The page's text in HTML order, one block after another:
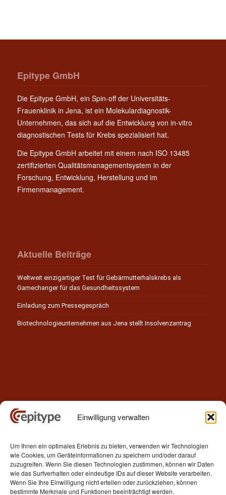
Einwilligung verwalten
Um Ihnen ein optimales Erlebnis zu bieten, verwenden wir Technologien
wie Cookies, um Geräteinformationen zu speichern und/oder darauf
zuzugreifen. Wenn Sie diesen Technologien zustimmen, können wir Daten
wie das Surfverhalten oder eindeutige IDs auf dieser Website verarbeiten.
Wenn Sie Ihre Einwilligung nicht erteilen oder zurückziehen, können
bestimmte Merkmale und Funktionen beeinträchtigt werden.
Epitype GmbH
Die Epitype GmbH, ein Spin-off der Universitäts-
Frauenklinik in Jena, ist ein Molekulardiagnostik-
Unternehmen, das sich auf die Entwicklung von in-vitro
diagnostischen Tests für Krebs spezialisiert hat.
Die Epitype GmbH arbeitet mit einem nach ISO 13485
zertifizierten Qualitätsmanagementsystem in der
Forschung, Entwicklung, Herstellung und im
Firmenmanagement.
Aktuelle Beiträge
Weltweit einzigartiger Test für Gebärmutterhalskrebs als
Gamechanger für das Gesundheitssystem
Einladung zum Pressegespräch
Biotechnologieunternehmen aus Jena stellt Insolvenzantrag
Kontakt
Epitype GmbH
Löbstedter Str. 41
07749 Jena
Germany